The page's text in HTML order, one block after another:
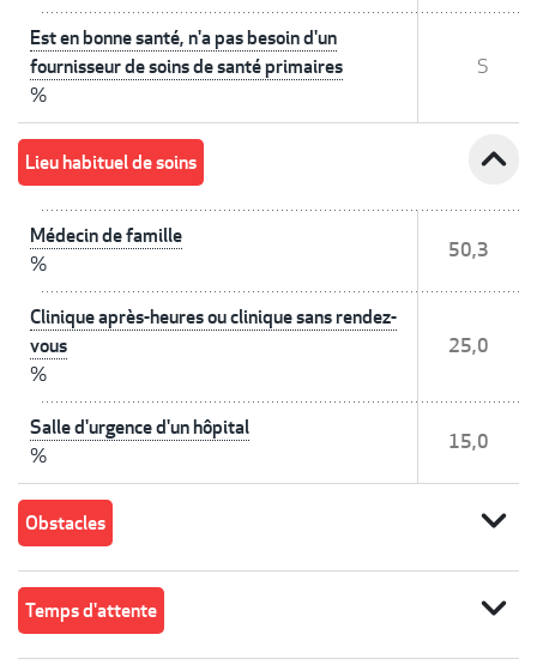
Est en bonne santé, n'a pas besoin d'un
fournisseur de soins de santé primaires
%
S
Lieu habituel de soins expand_less
Médecin de famille
%
50,3
Clinique après-heures ou clinique sans rendez-
vous
%
25,0
Salle d'urgence d'un hôpital
%
15,0
Obstacles expand_more
Temps d'attente expand_more